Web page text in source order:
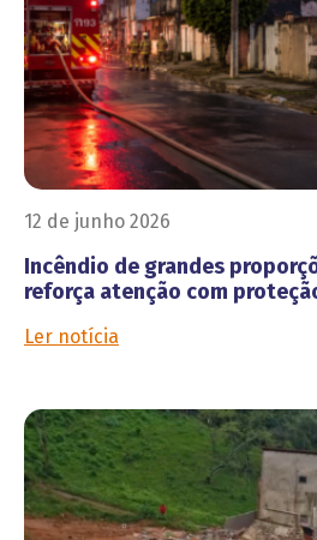
12 de junho 2026
Incêndio de grandes
reforça atenção com
Ler notícia